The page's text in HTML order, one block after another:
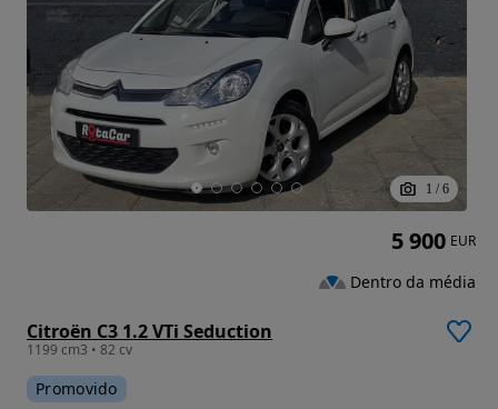
1 / 6
Citroën C3 1.2 VTi Seduction
1199 cm3 • 82 cv
Promovido
5 900 EUR
Dentro da média